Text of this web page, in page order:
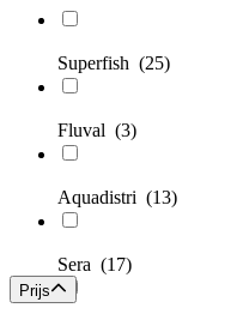
Superfish (25)
Fluval (3)
Aquadistri (13)
Sera (17)
Prijs